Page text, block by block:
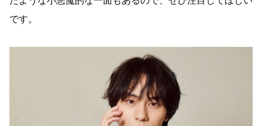
です。